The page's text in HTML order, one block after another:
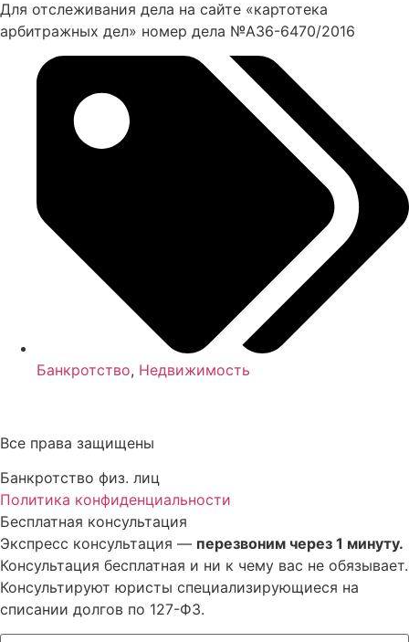
Для отслеживания дела на сайте «картотека
арбитражных дел» номер дела №А36-6470/2016
Банкротство, Недвижимость
Все права защищены
Банкротство физ. лиц
Политика конфиденциальности
Бесплатная консультация
Экспресс консультация — перезвоним через 1 минуту.
Консультация бесплатная и ни к чему вас не обязывает.
Консультируют юристы специализирующиеся на
списании долгов по 127-ФЗ.